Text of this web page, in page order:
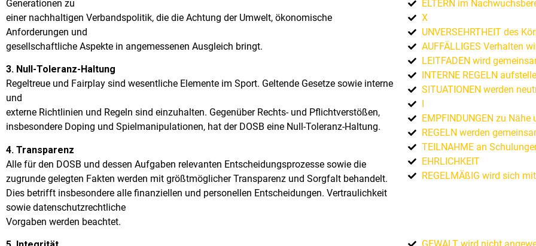
Generationen zu
einer nachhaltigen Verbandspolitik, die die Achtung der Umwelt, ökonomische
Anforderungen und
gesellschaftliche Aspekte in angemessenen Ausgleich bringt.
3. Null-Toleranz-Haltung
Regeltreue und Fairplay sind wesentliche Elemente im Sport. Geltende Gesetze sowie interne
und
externe Richtlinien und Regeln sind einzuhalten. Gegenüber Rechts- und Pflichtverstößen,
insbesondere Doping und Spielmanipulationen, hat der DOSB eine Null-Toleranz-Haltung.
4. Transparenz
Alle für den DOSB und dessen Aufgaben relevanten Entscheidungsprozesse sowie die
zugrunde gelegten Fakten werden mit größtmöglicher Transparenz und Sorgfalt behandelt.
Dies betrifft insbesondere alle finanziellen und personellen Entscheidungen. Vertraulichkeit
sowie datenschutzrechtliche
Vorgaben werden beachtet.
ELTERN im
X
UNVERSEHRTHEIT des
AUFFÄLLIGES Verhalten
LEITFADEN wird
INTERNE REGELN
SITUATIONEN werden
I
EMPFINDUNGEN zu
REGELN werden
TEILNAHME an
EHRLICHKEIT
REGELMÄßIG wird sich
GEWALT wird nicht